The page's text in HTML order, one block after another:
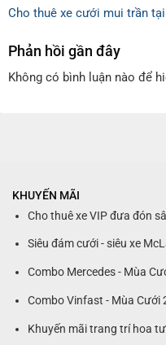
Cho thuê xe cưới mui trần
Phản hồi gần đây
Không có bình luận nào để
KHUYẾN MÃI
Cho thuê xe VIP đưa đón
Siêu đám cưới - siêu xe
Combo Mercedes - Mùa
Combo Vinfast - Mùa Cưới
Khuyến mãi trang trí hoa